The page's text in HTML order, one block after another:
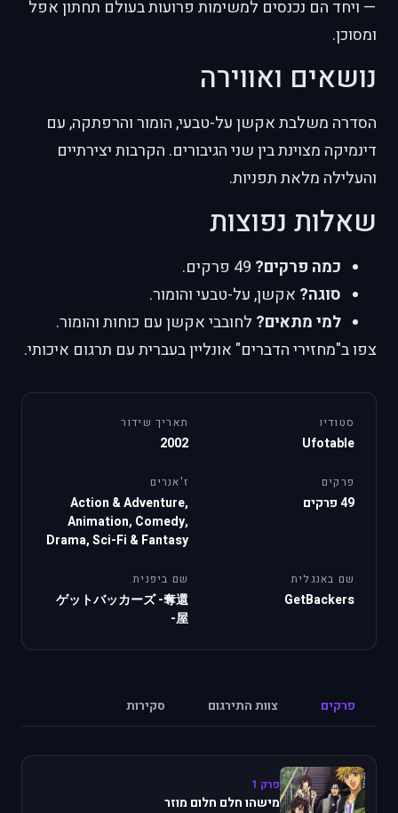
— ויחד הם נכנסים למשימות פרועות בעולם תחתון אפל
ומסוכן.
נושאים ואווירה
הסדרה משלבת אקשן על-טבעי, הומור והרפתקה, עם
דינמיקה מצוינת בין שני הגיבורים. הקרבות יצירתיים
והעלילה מלאת תפניות.
שאלות נפוצות
כמה פרקים?
סוגה? אקשן, על-טבעי והומור.
למי מתאים? לחובבי אקשן עם כוחות והומור.
צפו ב"מחזירי הדברים" אונליין בעברית עם תרגום איכותי.
סטודיו
Ufotable
תאריך שידור
2002
פרקים
49 פרקים
ז'אנרים
Action & Adventure,
Animation, Comedy,
Drama, Sci-Fi & Fantasy
שם באנגלית
GetBackers
שם ביפנית
ゲットバッカーズ -奪還
屋-
פרקים צוות התירגום סקירות
פרק 1
מישהו חלם חלום מוזר